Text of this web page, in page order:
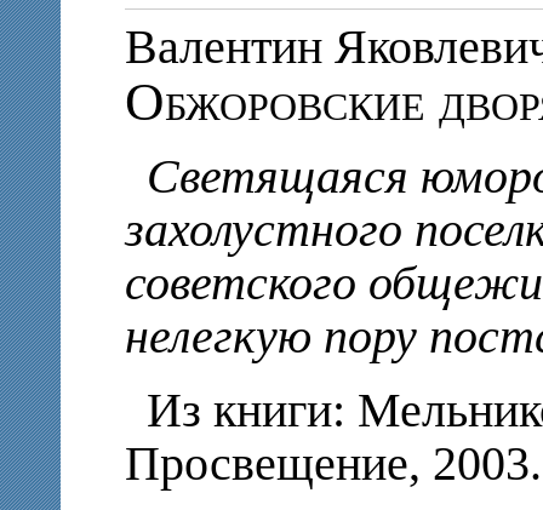
Валентин
Обжоровские
Светящаяся
захолустного
советского
нелегкую пору
Из книги:
Просвещение,